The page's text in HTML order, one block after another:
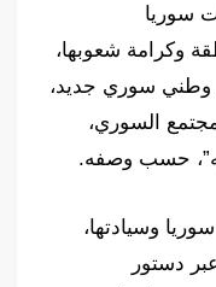
سوريا
وكرامة شعوبها،
وطني سوري جديد،
السوري،
حسب وصفه.
وسيادتها،
دستور